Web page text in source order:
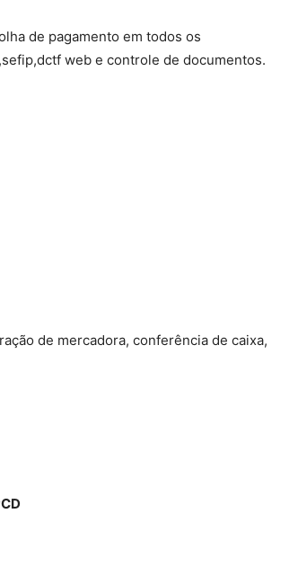
de pagamento em todos os
web e controle de documentos.
de mercadora, conferência de caixa,